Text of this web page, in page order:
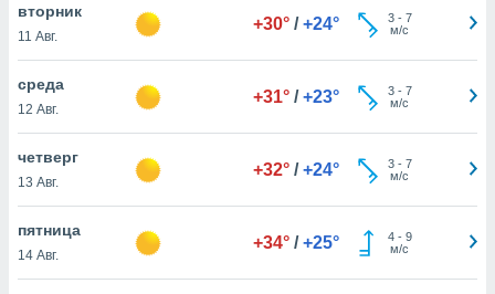
нашей
cookie
cookie
в
нашего
вторник
11 Авг.
+30° / +24° 3- 7
м/с
среда
12 Авг.
+31° / +23° 3- 7
м/с
четверг
13 Авг.
+32° / +24° 3- 7
м/с
пятница
14 Авг.
+34° / +25° 4- 9
м/с